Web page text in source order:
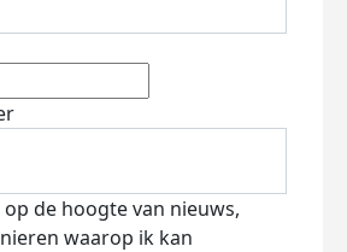
de hoogte van nieuws,
waarop ik kan